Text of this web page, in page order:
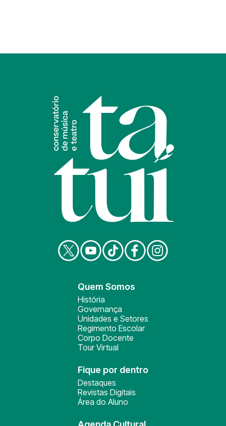
Quem Somos
História
Governança
Unidades e Setores
Regimento Escolar
Corpo Docente
Tour Virtual
Fique por dentro
Destaques
Revistas Digitais
Área do Aluno